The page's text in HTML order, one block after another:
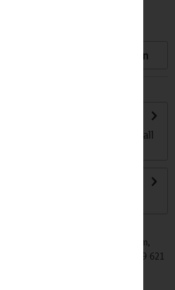
Speichern
es möglich: Wir können überall
und diskutieren...
Brändström-Str. 4, 68229 Mannheim,
https://mycybergroup.com, +49 621